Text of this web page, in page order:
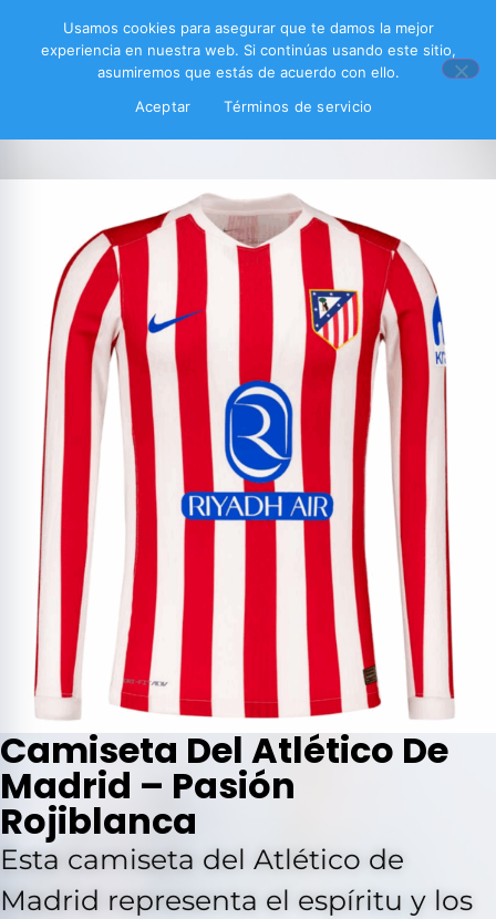
Camiseta Del Atlético De
Madrid – Pasión
Rojiblanca
Esta camiseta del Atlético de
Madrid representa el espíritu y los
Usamos cookies para asegurar que te damos la mejor
experiencia en nuestra web. Si continúas usando este sitio,
asumiremos que estás de acuerdo con ello.
Aceptar
Términos de servicio